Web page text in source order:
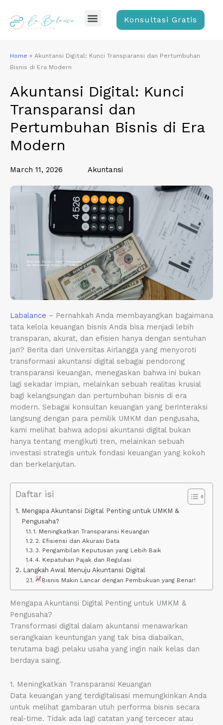
content
Menu Konsultasi Gratis
Home » Akuntansi Digital: Kunci Transparansi dan Pertumbuhan
Bisnis di Era Modern
Akuntansi Digital: Kunci
Transparansi dan
Pertumbuhan Bisnis di Era
Modern
March 11, 2026 Akuntansi
Labalance – Pernahkah Anda membayangkan bagaimana
tata kelola keuangan bisnis Anda bisa menjadi lebih
transparan, akurat, dan efisien hanya dengan sentuhan
jari? Berita dari Universitas Airlangga yang menyoroti
transformasi akuntansi digital sebagai pendorong
transparansi keuangan, menegaskan bahwa ini bukan
lagi sekadar impian, melainkan sebuah realitas krusial
bagi kelangsungan dan pertumbuhan bisnis di era
modern. Sebagai konsultan keuangan yang berinteraksi
langsung dengan para pemilik UMKM dan pengusaha,
kami melihat bahwa adopsi akuntansi digital bukan
hanya tentang mengikuti tren, melainkan sebuah
investasi strategis untuk fondasi keuangan yang kokoh
dan berkelanjutan.
Daftar isi
Mengapa Akuntansi Digital Penting untuk UMKM &
Pengusaha?
1. Meningkatkan Transparansi Keuangan
2. Efisiensi dan Akurasi Data
3. Pengambilan Keputusan yang Lebih Baik
4. Kepatuhan Pajak dan Regulasi
Langkah Awal Menuju Akuntansi Digital
Bisnis Makin Lancar dengan Pembukuan yang Benar!
Mengapa Akuntansi Digital Penting untuk UMKM &
Pengusaha?
Transformasi digital dalam akuntansi menawarkan
serangkaian keuntungan yang tak bisa diabaikan,
terutama bagi pelaku usaha yang ingin naik kelas dan
berdaya saing.
1. Meningkatkan Transparansi Keuangan
Data keuangan yang terdigitalisasi memungkinkan Anda
untuk melihat gambaran utuh performa bisnis secara
real-time. Tidak ada lagi catatan yang tercecer atau